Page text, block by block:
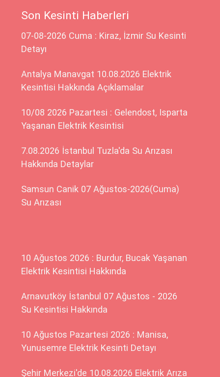
Son Kesinti Haberleri
07-08-2026 Cuma : Kiraz, İzmir Su Kesinti
Detayı
Antalya Manavgat 10.08.2026 Elektrik
Kesintisi Hakkında Açıklamalar
10/08 2026 Pazartesi : Gelendost, Isparta
Yaşanan Elektrik Kesintisi
7.08.2026 İstanbul Tuzla'da Su Arızası
Hakkında Detaylar
Samsun Canik 07 Ağustos-2026(Cuma)
Su Arızası
10 Ağustos 2026 : Burdur, Bucak Yaşanan
Elektrik Kesintisi Hakkında
Arnavutköy İstanbul 07 Ağustos - 2026
Su Kesintisi Hakkında
10 Ağustos Pazartesi 2026 : Manisa,
Yunusemre Elektrik Kesinti Detayı
Şehir Merkezi'de 10.08.2026 Elektrik Arıza